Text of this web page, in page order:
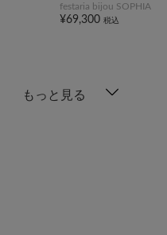
festaria bijou SOPHIA
¥69,300 税込
もっと見る